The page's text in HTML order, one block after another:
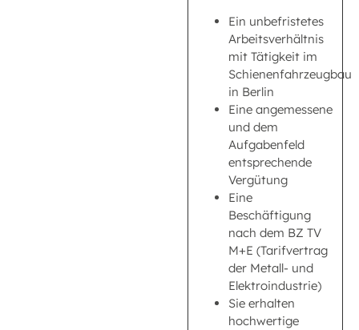
Ein unbefristetes
Arbeitsverhältnis
mit Tätigkeit im
Schienenfahrzeugbau
in Berlin
Eine angemessene
und dem
Aufgabenfeld
entsprechende
Vergütung
Eine
Beschäftigung
nach dem BZ TV
M+E (Tarifvertrag
der Metall- und
Elektroindustrie)
Sie erhalten
hochwertige